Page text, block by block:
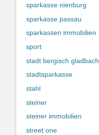
sparkasse nienburg
sparkasse passau
sparkassen immobilien
sport
stadt bergisch gladbach
stadtsparkasse
stahl
steiner
steiner immobilien
street one